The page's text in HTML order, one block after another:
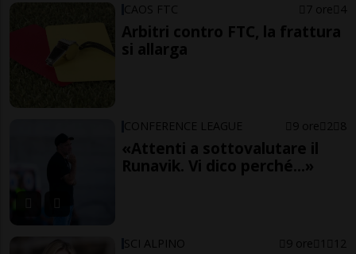
CAOS FTC 7 ore 4
Arbitri contro FTC, la frattura
si allarga
CONFERENCE LEAGUE 9 ore 2 8
«Attenti a sottovalutare il
Runavik. Vi dico perché...»
SCI ALPINO 9 ore 1 12